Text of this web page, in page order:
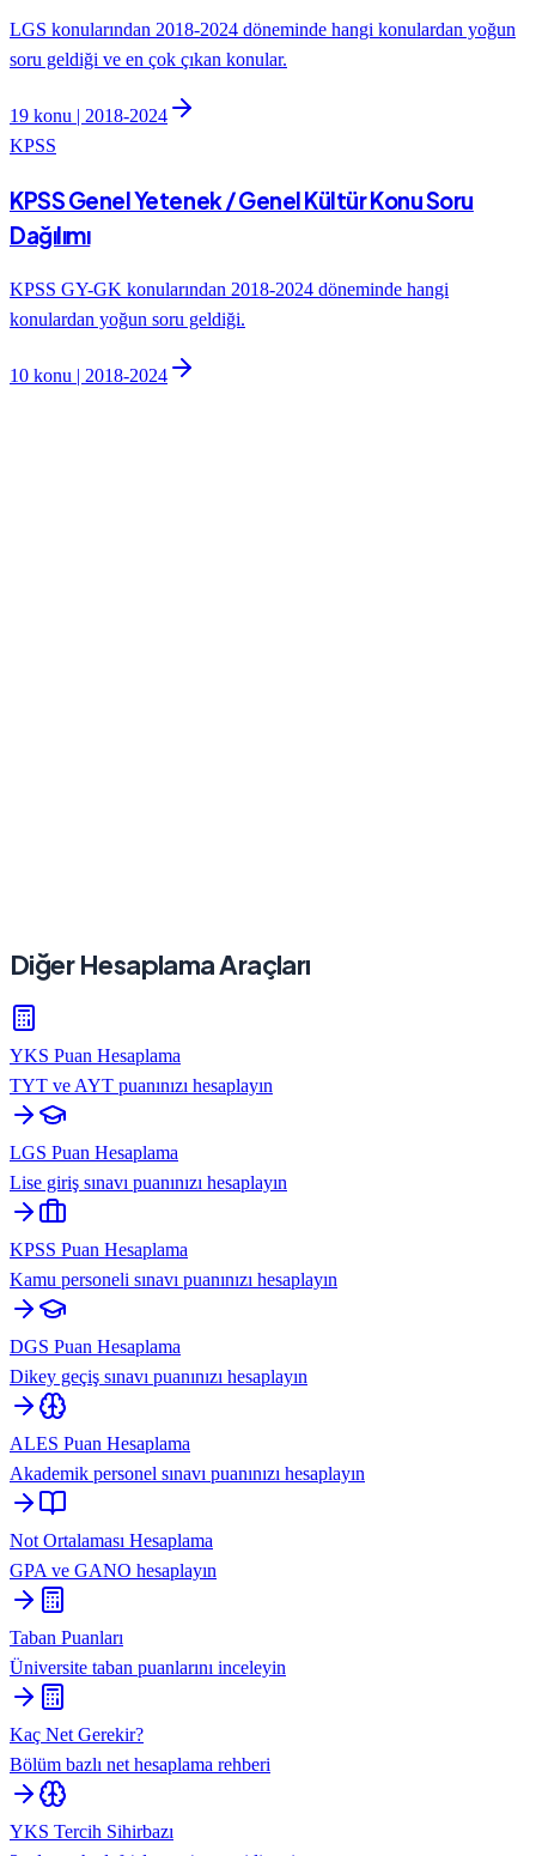
LGS konularından 2018-2024 döneminde hangi konulardan yoğun
soru geldiği ve en çok çıkan konular.
19 konu | 2018-2024
KPSS
KPSS Genel Yetenek / Genel Kültür Konu Soru
Dağılımı
KPSS GY-GK konularından 2018-2024 döneminde hangi
konulardan yoğun soru geldiği.
10 konu | 2018-2024
Diğer Hesaplama Araçları
YKS Puan Hesaplama
TYT ve AYT puanınızı hesaplayın
LGS Puan Hesaplama
Lise giriş sınavı puanınızı hesaplayın
KPSS Puan Hesaplama
Kamu personeli sınavı puanınızı hesaplayın
DGS Puan Hesaplama
Dikey geçiş sınavı puanınızı hesaplayın
ALES Puan Hesaplama
Akademik personel sınavı puanınızı hesaplayın
Not Ortalaması Hesaplama
GPA ve GANO hesaplayın
Taban Puanları
Üniversite taban puanlarını inceleyin
Kaç Net Gerekir?
Bölüm bazlı net hesaplama rehberi
YKS Tercih Sihirbazı